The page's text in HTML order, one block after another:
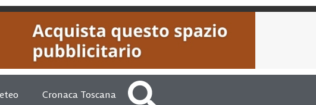
Cronaca Toscana